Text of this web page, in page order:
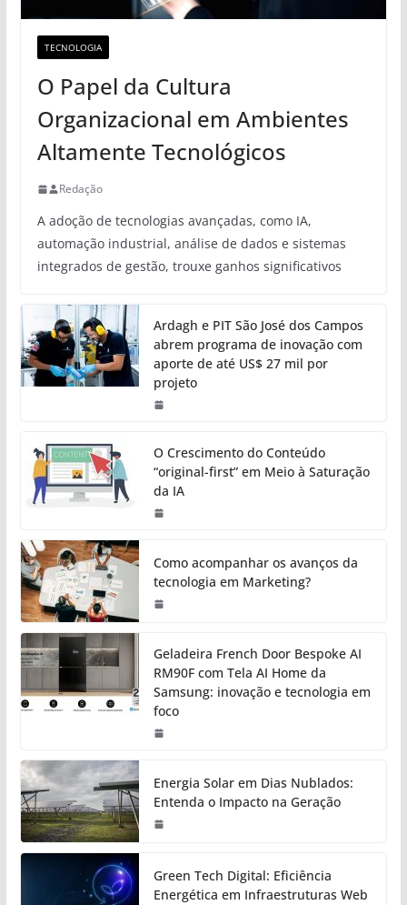
TECNOLOGIA
O Papel da Cultura
Organizacional em Ambientes
Altamente Tecnológicos
Redação
A adoção de tecnologias avançadas, como IA,
automação industrial, análise de dados e sistemas
integrados de gestão, trouxe ganhos significativos
Ardagh e PIT São José dos Campos
abrem programa de inovação com
aporte de até US$ 27 mil por
projeto
O Crescimento do Conteúdo
“original-first” em Meio à Saturação
da IA
Como acompanhar os avanços da
tecnologia em Marketing?
Geladeira French Door Bespoke AI
RM90F com Tela AI Home da
Samsung: inovação e tecnologia em
foco
Energia Solar em Dias Nublados:
Entenda o Impacto na Geração
Green Tech Digital: Eficiência
Energética em Infraestruturas Web